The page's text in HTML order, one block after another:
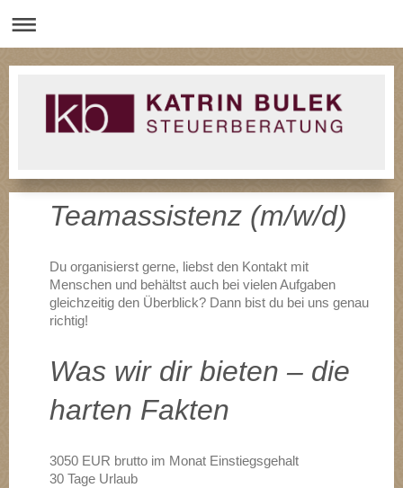
Teamassistenz (m/w/d)
Du organisierst gerne, liebst den Kontakt mit
Menschen und behältst auch bei vielen Aufgaben
gleichzeitig den Überblick? Dann bist du bei uns genau
richtig!
Was wir dir bieten – die
harten Fakten
3050 EUR brutto im Monat Einstiegsgehalt
30 Tage Urlaub